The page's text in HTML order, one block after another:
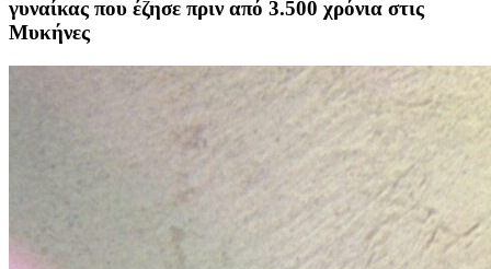
γυναίκας που έζησε πριν από 3.500 χρόνια στις
Μυκήνες